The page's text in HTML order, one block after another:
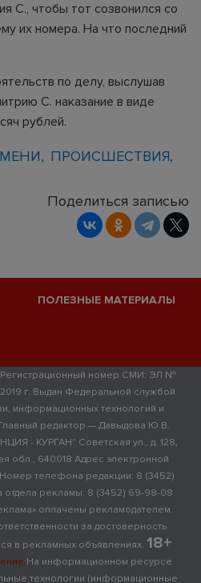
С., чтобы тот созвонился со
их номера. На что последний
по делу, выслушав
С. наказание в виде
рублей.
ПРОИСШЕСТВИЯ
Поделиться записью
ПОЛЕЗНЫЕ МАТЕРИАЛЫ
Регистрационный номер СМИ: ЭЛ №
г. Выдан Федеральной службой
информационных технологий и
редактор — Давыдова Ю.В.
- КУРГАН" Советская ул., д. 128,
обл., 640018 Адрес электронной
телефона редакции: 8 (3452)
рекламы: 8 (3452) 69-98-08
оплачены рекламодателем.
за достоверность
в рекламных объявлениях. 18+
На информационном ресурсе
технологии (информационные